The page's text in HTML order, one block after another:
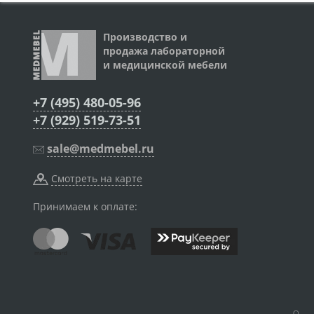
Производство и
продажа лабораторной
и медицинской мебели
+7 (495) 480-05-96
+7 (929) 519-73-51
sale@medmebel.ru
Смотреть на карте
Принимаем к оплате: